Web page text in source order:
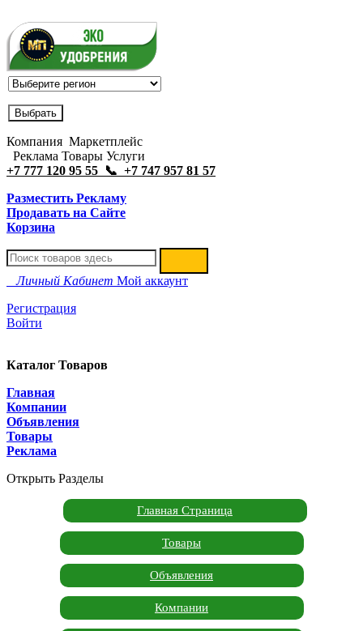
Компания Маркетплейс
Реклама Товары Услуги
+7 777 120 95 55 📞 +7 747 957 81 57
Разместить Рекламу
Продавать на Сайте
Корзина
Личный Кабинет Мой аккаунт
Регистрация
Войти
Каталог Товаров
Главная
Компании
Объявления
Товары
Реклама
Открыть Разделы
Главная Страница
Товары
Объявления
Компании